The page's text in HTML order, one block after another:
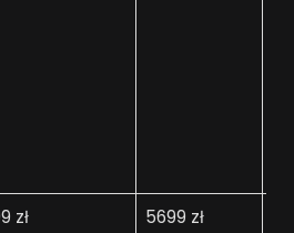
zł 5699 zł